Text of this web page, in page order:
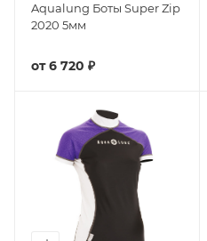
Aqualung Боты Super Zip
2020 5мм
от6 720 ₽